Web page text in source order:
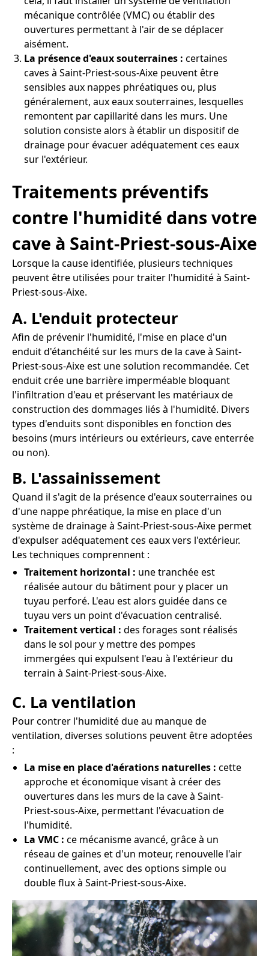
mécanique contrôlée (VMC) ou établir des
ouvertures permettant à l'air de se déplacer
aisément.
La présence d'eaux souterraines : certaines
caves à Saint-Priest-sous-Aixe peuvent être
sensibles aux nappes phréatiques ou, plus
généralement, aux eaux souterraines, lesquelles
remontent par capillarité dans les murs. Une
solution consiste alors à établir un dispositif de
drainage pour évacuer adéquatement ces eaux
sur l'extérieur.
Traitements préventifs
contre l'humidité dans votre
cave à Saint-Priest-sous-Aixe
Lorsque la cause identifiée, plusieurs techniques
peuvent être utilisées pour traiter l'humidité à Saint-
Priest-sous-Aixe.
A. L'enduit protecteur
Afin de prévenir l'humidité, l'mise en place d'un
enduit d'étanchéité sur les murs de la cave à Saint-
Priest-sous-Aixe est une solution recommandée. Cet
enduit crée une barrière imperméable bloquant
l'infiltration d'eau et préservant les matériaux de
construction des dommages liés à l'humidité. Divers
types d'enduits sont disponibles en fonction des
besoins (murs intérieurs ou extérieurs, cave enterrée
ou non).
B. L'assainissement
Quand il s'agit de la présence d'eaux souterraines ou
d'une nappe phréatique, la mise en place d'un
système de drainage à Saint-Priest-sous-Aixe permet
d'expulser adéquatement ces eaux vers l'extérieur.
Les techniques comprennent :
Traitement horizontal : une tranchée est
réalisée autour du bâtiment pour y placer un
tuyau perforé. L'eau est alors guidée dans ce
tuyau vers un point d'évacuation centralisé.
Traitement vertical : des forages sont réalisés
dans le sol pour y mettre des pompes
immergées qui expulsent l'eau à l'extérieur du
terrain à Saint-Priest-sous-Aixe.
C. La ventilation
Pour contrer l'humidité due au manque de
ventilation, diverses solutions peuvent être adoptées
:
La mise en place d'aérations naturelles : cette
approche et économique visant à créer des
ouvertures dans les murs de la cave à Saint-
Priest-sous-Aixe, permettant l'évacuation de
l'humidité.
La VMC : ce mécanisme avancé, grâce à un
réseau de gaines et d'un moteur, renouvelle l'air
continuellement, avec des options simple ou
double flux à Saint-Priest-sous-Aixe.